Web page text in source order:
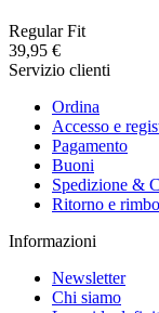
Regular Fit
39,95 €
Servizio clienti
Ordina
Accesso e
Pagamento
Buoni
Spedizione &
Ritorno e
Informazioni
Newsletter
Chi siamo